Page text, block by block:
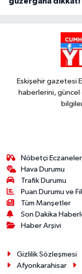
Eskişehir gazetesi
haberlerini, güncel
Nöbetçi Eczaneler
Hava Durumu
Trafik Durumu
Puan Durumu ve
Tüm Manşetler
Son Dakika
Haber Arşivi
Gizlilik Sözleşmesi
Afyonkarahisar